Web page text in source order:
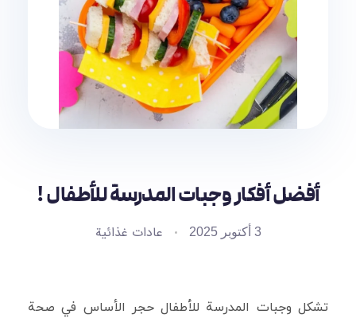
أفضل أفكار وجبات المدرسة للأطفال !
3 أكتوبر 2025 عادات غذائية
تشكل وجبات المدرسة للأطفال حجر الأساس في صحة